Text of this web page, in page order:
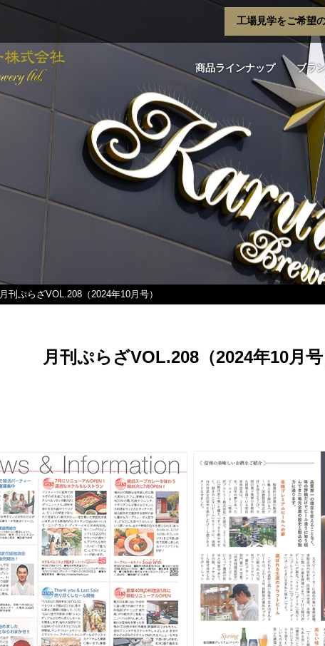
工場見学をご希望
商品ラインナップ ブラ
月刊ぷらざVOL.208（2024年10月号）
月刊ぷらざVOL.208（2024年10月号